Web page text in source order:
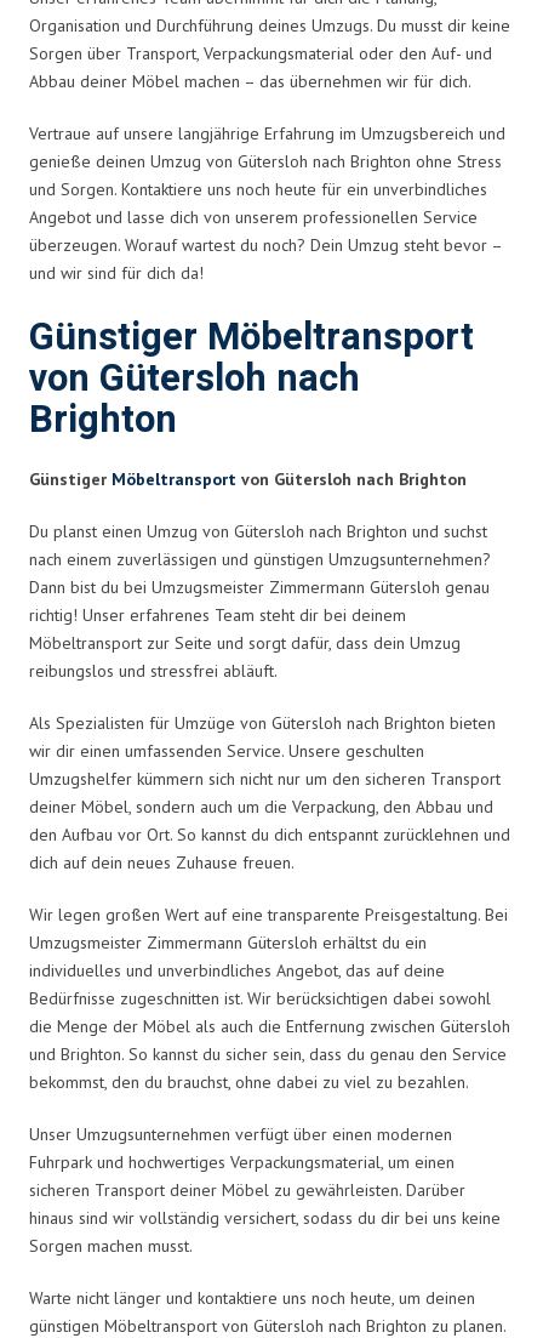
Organisation und Durchführung deines Umzugs. Du musst dir keine
Sorgen über Transport, Verpackungsmaterial oder den Auf- und
Abbau deiner Möbel machen – das übernehmen wir für dich.
Vertraue auf unsere langjährige Erfahrung im Umzugsbereich und
genieße deinen Umzug von Gütersloh nach Brighton ohne Stress
und Sorgen. Kontaktiere uns noch heute für ein unverbindliches
Angebot und lasse dich von unserem professionellen Service
überzeugen. Worauf wartest du noch? Dein Umzug steht bevor –
und wir sind für dich da!
Günstiger Möbeltransport
von Gütersloh nach
Brighton
Günstiger Möbeltransport von Gütersloh nach Brighton
Du planst einen Umzug von Gütersloh nach Brighton und suchst
nach einem zuverlässigen und günstigen Umzugsunternehmen?
Dann bist du bei Umzugsmeister Zimmermann Gütersloh genau
richtig! Unser erfahrenes Team steht dir bei deinem
Möbeltransport zur Seite und sorgt dafür, dass dein Umzug
reibungslos und stressfrei abläuft.
Als Spezialisten für Umzüge von Gütersloh nach Brighton bieten
wir dir einen umfassenden Service. Unsere geschulten
Umzugshelfer kümmern sich nicht nur um den sicheren Transport
deiner Möbel, sondern auch um die Verpackung, den Abbau und
den Aufbau vor Ort. So kannst du dich entspannt zurücklehnen und
dich auf dein neues Zuhause freuen.
Wir legen großen Wert auf eine transparente Preisgestaltung. Bei
Umzugsmeister Zimmermann Gütersloh erhältst du ein
individuelles und unverbindliches Angebot, das auf deine
Bedürfnisse zugeschnitten ist. Wir berücksichtigen dabei sowohl
die Menge der Möbel als auch die Entfernung zwischen Gütersloh
und Brighton. So kannst du sicher sein, dass du genau den Service
bekommst, den du brauchst, ohne dabei zu viel zu bezahlen.
Unser Umzugsunternehmen verfügt über einen modernen
Fuhrpark und hochwertiges Verpackungsmaterial, um einen
sicheren Transport deiner Möbel zu gewährleisten. Darüber
hinaus sind wir vollständig versichert, sodass du dir bei uns keine
Sorgen machen musst.
Warte nicht länger und kontaktiere uns noch heute, um deinen
günstigen Möbeltransport von Gütersloh nach Brighton zu planen.